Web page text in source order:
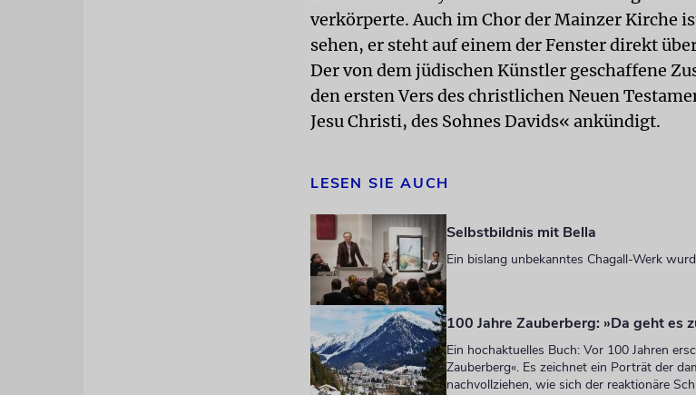
verkörperte. Auch im Chor der Mainzer Kirche
sehen, er steht auf einem der Fenster direkt
Der von dem jüdischen Künstler geschaffene
den ersten Vers des christlichen Neuen
Jesu Christi, des Sohnes Davids« ankündigt.
LESEN SIE AUCH
Selbstbildnis mit Bella
Ein bislang unbekanntes Chagall-Werk
100 Jahre Zauberberg: »Da geht es
Ein hochaktuelles Buch: Vor 100 Jahren
Zauberberg«. Es zeichnet ein Porträt der
nachvollziehen, wie sich der reaktionäre